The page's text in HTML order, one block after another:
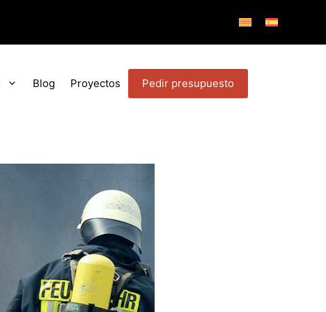
Blog Proyectos Pedir presupuesto